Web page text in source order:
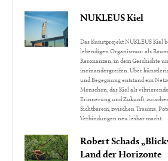
NUKLEUS Kiel
Das Kunstprojekt NUKLEUS Kiel
lebendigen Organismus: als
Resonanzen, in dem Geschichte
ineinandergreifen. Über
und Begegnung entstand ein
Menschen, das Kiel als
Erinnerung und Zukunft,
Sichtbarem, zwischen Trauma,
Verbindungen neu lesbar macht.
Robert Schads
Land der Horizonte